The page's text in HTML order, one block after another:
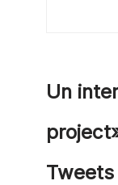
Un
Tweets